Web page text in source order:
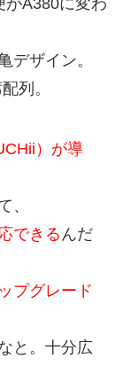
がA380に変わ
デザイン。
列。
）が導
、
できる んだ
プグレード
と。十分広